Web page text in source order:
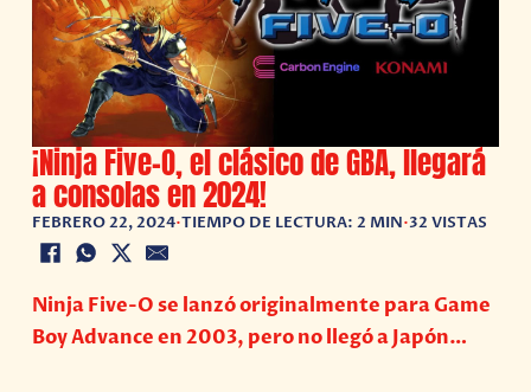
¡Ninja Five-O, el clásico de GBA, llegará
a consolas en 2024!
FEBRERO 22, 2024•TIEMPO DE LECTURA: 2 MIN•32 VISTAS
Ninja Five-O se lanzó originalmente para Game
Boy Advance en 2003, pero no llegó a Japón…